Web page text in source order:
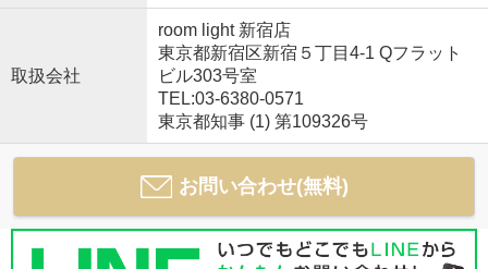
取扱会社
room light 新宿店
東京都新宿区新宿５丁目4-1 Qフラット
ビル303号室
TEL:03-6380-0571
東京都知事 (1) 第109326号
お問い合わせ(無料)